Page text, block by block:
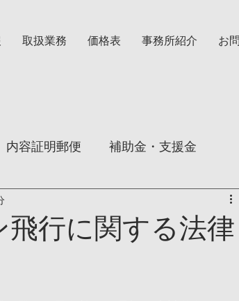
取扱業務 価格表 事務所紹介 お
内容証明郵便 補助金・支援金
行に関する法律